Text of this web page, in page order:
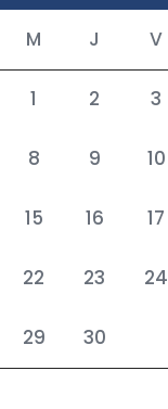
M J V
1 2 3
8 9 10
15 16 17
22 23 24
29 30